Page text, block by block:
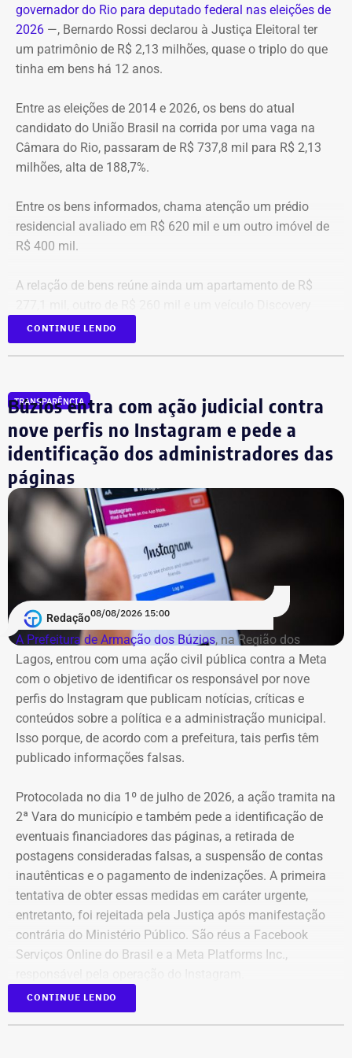
TEMPO REAL
Pré-hora: 19h, com cobertura especial pelo YouTube do
TEMPO REAL
A operação mobilizou cerca de 40 militares, 11 viaturas e
4 unidades operacionais.
governador do Rio para deputado federal nas eleições de
2026 —, Bernardo Rossi declarou à Justiça Eleitoral ter
um patrimônio de R$ 2,13 milhões, quase o triplo do que
tinha em bens há 12 anos.
Entre as eleições de 2014 e 2026, os bens do atual
candidato do União Brasil na corrida por uma vaga na
Câmara do Rio, passaram de R$ 737,8 mil para R$ 2,13
milhões, alta de 188,7%.
Entre os bens informados, chama atenção um prédio
residencial avaliado em R$ 620 mil e um outro imóvel de
R$ 400 mil.
A relação de bens reúne ainda um apartamento de R$
D300, ano 2023, declarado por R$ 330 mil. Também
aparecem na lista cerca de R$ 177 mil em aplicações e
CONTINUE LENDO
TRANSPARÊNCIA
Búzios entra com ação judicial contra
nove perfis no Instagram e pede a
identificação dos administradores das
páginas
Redação08/08/2026 15:00
A Prefeitura de Armação dos Búzios, na Região dos
Lagos, entrou com uma ação civil pública contra a Meta
com o objetivo de identificar os responsável por nove
perfis do Instagram que publicam notícias, críticas e
conteúdos sobre a política e a administração municipal.
Isso porque, de acordo com a prefeitura, tais perfis têm
publicado informações falsas.
Protocolada no dia 1º de julho de 2026, a ação tramita na
2ª Vara do município e também pede a identificação de
eventuais financiadores das páginas, a retirada de
postagens consideradas falsas, a suspensão de contas
inautênticas e o pagamento de indenizações. A primeira
tentativa de obter essas medidas em caráter urgente,
entretanto, foi rejeitada pela Justiça após manifestação
contrária do Ministério Público. São réus a Facebook
Serviços Online do Brasil e a Meta Platforms Inc.,
Os administradores dos perfis não foram incluídos no
CONTINUE LENDO